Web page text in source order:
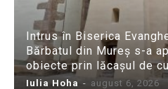
Intrus în Biserica
Bărbatul din Mureș s-a
obiecte prin lăcașul de
Iulia Hoha - august 6, 2026